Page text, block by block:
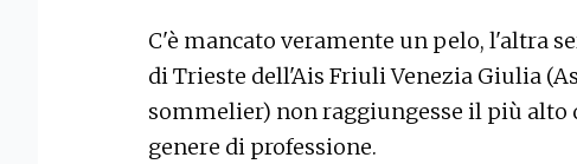
C'è mancato veramente un pelo, l'altra
di Trieste dell'Ais Friuli Venezia Giulia
sommelier) non raggiungesse il più
genere di professione.